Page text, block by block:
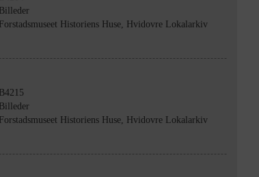
Billeder
Forstadsmuseet Historiens Huse, Hvidovre Lokalarkiv
B4215
Billeder
Forstadsmuseet Historiens Huse, Hvidovre Lokalarkiv